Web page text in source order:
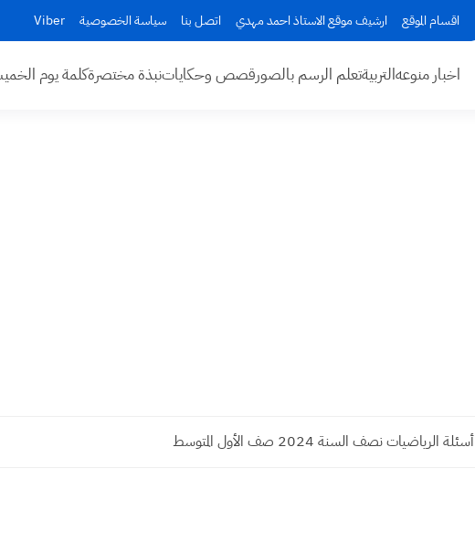
اقسام الموقع ارشيف موقع الاستاذ احمد مهدي اتصل بنا سياسة الخصوصية Viber
اخبار منوعهالتربيةتعلم الرسم بالصورقصص وحكاياتنبذة مختصرةكلمة يوم
أسئلة الرياضيات نصف السنة 2024 صف الأول المتوسط